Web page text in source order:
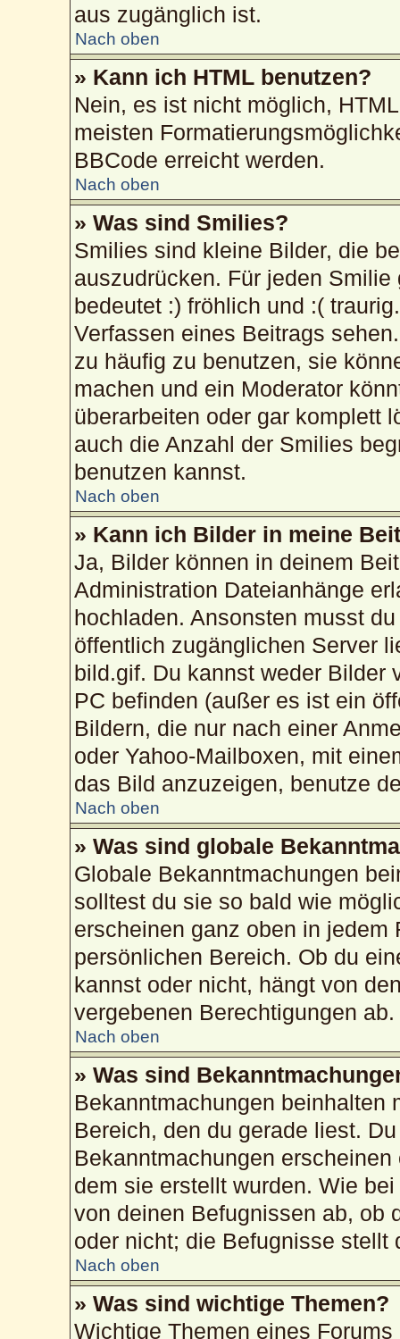
aus zugänglich ist.
Nach oben
» Kann ich HTML benutzen?
Nein, es ist nicht möglich,
meisten
BBCode erreicht werden.
Nach oben
» Was sind Smilies?
Smilies sind kleine Bilder, die
auszudrücken. Für jeden
bedeutet :) fröhlich und :(
Verfassen eines Beitrags
zu häufig zu benutzen, sie
machen und ein Moderator
überarbeiten oder gar komplett
auch die Anzahl der Smilies
benutzen kannst.
Nach oben
» Kann ich Bilder in meine
Ja, Bilder können in deinem
Administration Dateianhänge
hochladen. Ansonsten musst
öffentlich zugänglichen Server
bild.gif. Du kannst weder Bilder
PC befinden (außer es ist ein
Bildern, die nur nach einer
oder Yahoo-Mailboxen, mit
das Bild anzuzeigen, benutze
Nach oben
» Was sind globale
Globale Bekanntmachungen
solltest du sie so bald wie
erscheinen ganz oben in
persönlichen Bereich. Ob du
kannst oder nicht, hängt von
vergebenen Berechtigungen ab.
Nach oben
» Was sind
Bekanntmachungen beinhalten
Bereich, den du gerade liest.
Bekanntmachungen
dem sie erstellt wurden. Wie
von deinen Befugnissen ab, ob
oder nicht; die Befugnisse stellt
Nach oben
» Was sind wichtige Themen?
Wichtige Themen eines